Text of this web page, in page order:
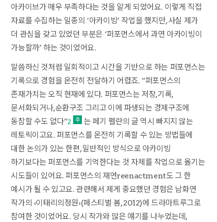
아카이브가 매우 부족하다는 것을 알게 되었어요. 이렇게 직접
자료를 수집하는 일종의 ‘아카이빙’ 작업을 했지만, 사실 제가
더 관심을 갖고 있었던 부분은 ‘퍼포먼스에서 과연 아카이빙이
가능할까’ 하는 것이었어요.
말씀하신 것처럼 일회적이고 시간을 기반으로 하는 퍼포먼스는
기록으로 경험을 온전히 전달하기 어렵죠. “퍼포먼스의
존재가치는 오직 현재에 있다. 퍼포먼스는 저장,기록,
문서화되거나,순환구조 그리고 이에 파생되는 경제구조에
동참할 수도 없다”2
는 페기 펠란의 글 역시 빠지지 않는
레토릭이고요. 퍼포먼스를 온전히 기록할 수 있는 방법들에
대한 논의가 있는 한편, 일반적인 방식으로 아카이빙
하기보다는 퍼포먼스를 기억한다는 것 자체를 작업으로 옮기는
시도들이 있어요. 퍼포먼스의 재연reenactment도 그 한
예시가 될 수 있고요. 관련해서 제게 중요했던 경험은 남화연
작가의 ‹이태리의정원›(페스티벌 봄, 2012)에 드라마트루그로
참여한 것이었어요. 당시 작가와 많은 얘기를 나누었는데,